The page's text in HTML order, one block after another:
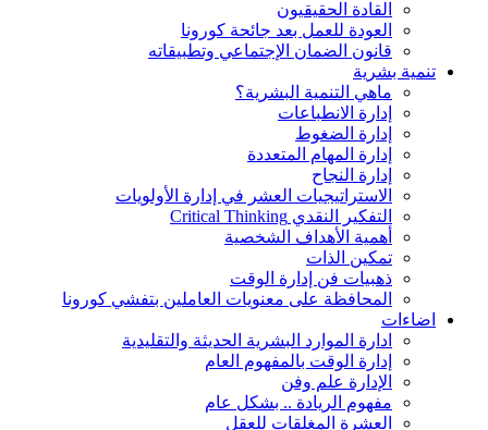
القادة الحقيقيون
العودة للعمل بعد جائحة كورونا
قانون الضمان الإجتماعي وتطبيقاته
تنمية بشرية
ماهي التنمية البشرية؟
إدارة الانطباعات
إدارة الضغوط
إدارة المهام المتعددة
إدارة النجاح
الاستراتيجيات العشر في إدارة الأولويات
التفكير النقدي Critical Thinking
أهمية الأهداف الشخصية
تمكين الذات
ذهبيات فن إدارة الوقت
المحافظة على معنويات العاملين بتفشي كورونا
اضاءات
ادارة الموارد البشرية الحديثة والتقليدية
إدارة الوقت بالمفهوم العام
الإدارة علم وفن
مفهوم الريادة .. بشكل عام
العشرة المغلقات للعقل